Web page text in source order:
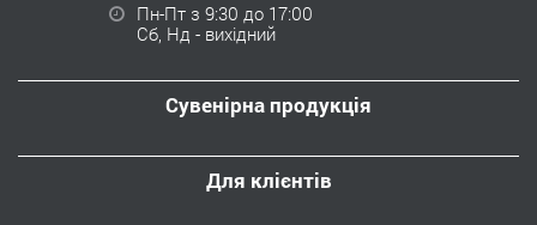
Пн-Пт з 9:30 до 17:00
Сб, Нд - вихідний
Сувенірна продукція
Для клієнтів